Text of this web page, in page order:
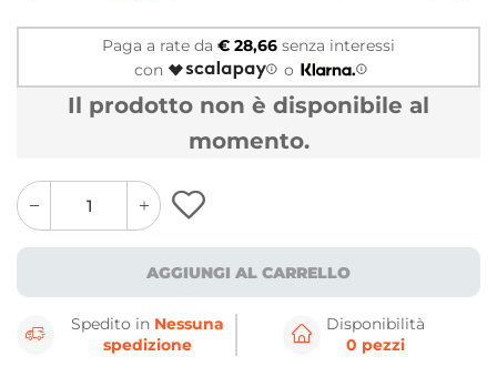
Paga a rate da € 28,66 senza interessi
con
o
Il prodotto non è disponibile al
momento.
quantity
button
quantity
minus
button
AGGIUNGI AL CARRELLO
Spedito in Nessuna
spedizione
Disponibilità
0 pezzi